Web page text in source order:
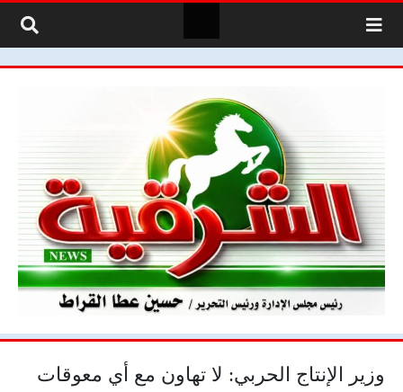
وزير الإنتاج الحربي: لا تهاون مع أي معوقات